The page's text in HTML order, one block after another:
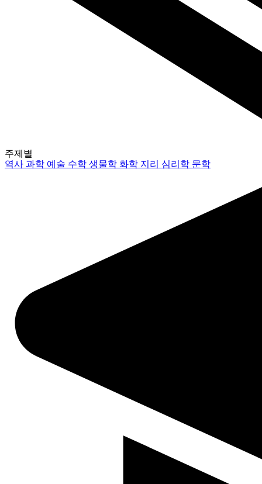
주제별
역사과학 예술 수학생물학 화학 지리 심리학 문학